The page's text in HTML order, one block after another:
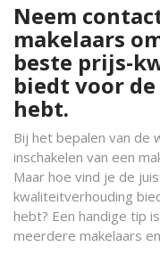
Neem
makelaars
beste prijs-
biedt voor
hebt.
Bij het bepalen van de
inschakelen van een
Maar hoe vind je de
kwaliteitverhouding
hebt? Een handige tip
meerdere makelaars